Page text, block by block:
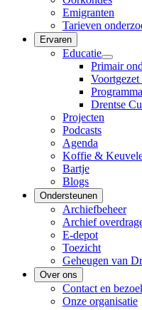
Emigranten
Tarieven
Ervaren
Educatie
Primair
Drentse
Projecten
Podcasts
Agenda
Koffie &
Bartje
Blogs
Ondersteunen
Archiefbeheer
Archief
E-depot
Toezicht
Geheugen van
Over ons
Contact en
Onze organisatie